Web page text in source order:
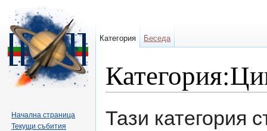
Тази категория
Категория Беседа
Начална страница
Текущи събития